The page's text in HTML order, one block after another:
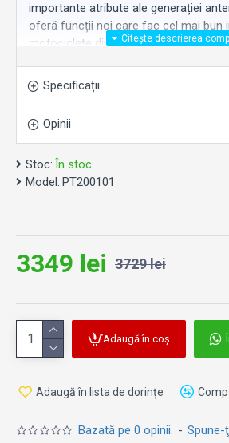
importante atribute ale generației
oferă funcții noi care fac cel mai bun
motociclete din lume și mai bun.
Atribute cheie:
Design nou, mai subțire și
fixare sigură și fără efort a
Comunicare Dynamic Mesh de
cu un proces de asociere mai
piață, cu „Live Intercom” și
Motor îmbunătățit de comandă
anulare avansată a zgomotului.
Actualizări software fără fir și
Caracteristici generale:
Specificații
Opinii
Stoc: În stoc
Model: PT200101
Bazată pe 0 opinii. - Spune-
3349 lei 3729 lei
Adaugă în coș
Adaugă în lista de dorințe